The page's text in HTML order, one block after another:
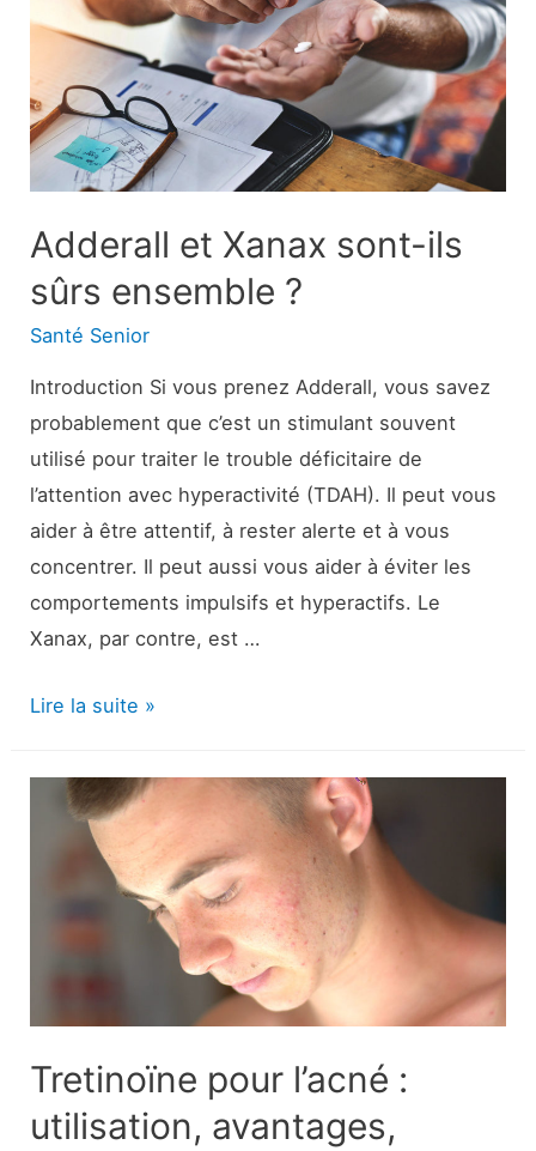
autres
symptômes
et
traitement
Adderall et Xanax sont-ils
sûrs ensemble ?
Santé Senior
Introduction Si vous prenez Adderall, vous savez
probablement que c’est un stimulant souvent
utilisé pour traiter le trouble déficitaire de
l’attention avec hyperactivité (TDAH). Il peut vous
aider à être attentif, à rester alerte et à vous
concentrer. Il peut aussi vous aider à éviter les
comportements impulsifs et hyperactifs. Le
Xanax, par contre, est …
Adderall
Xanax
sont-
ensemble
Lire la suite »
Tretinoïne pour l’acné :
utilisation, avantages,